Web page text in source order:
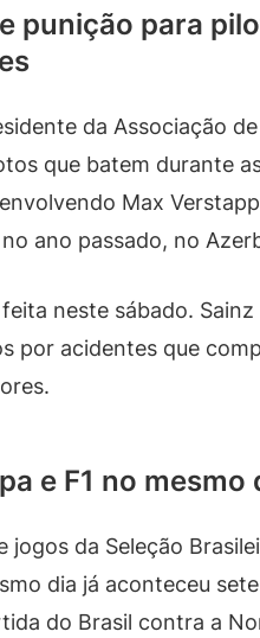
punição para
da Associação
que batem durante
Max
ano passado, no
neste sábado.
por acidentes que
e F1 no
jogos da Seleção
dia já aconteceu
do Brasil contra a